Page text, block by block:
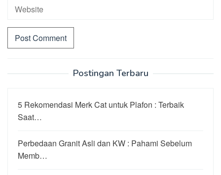
Postingan Terbaru
5 Rekomendasi Merk Cat untuk Plafon : Terbaik
Saat…
Perbedaan Granit Asli dan KW : Pahami Sebelum
Memb…